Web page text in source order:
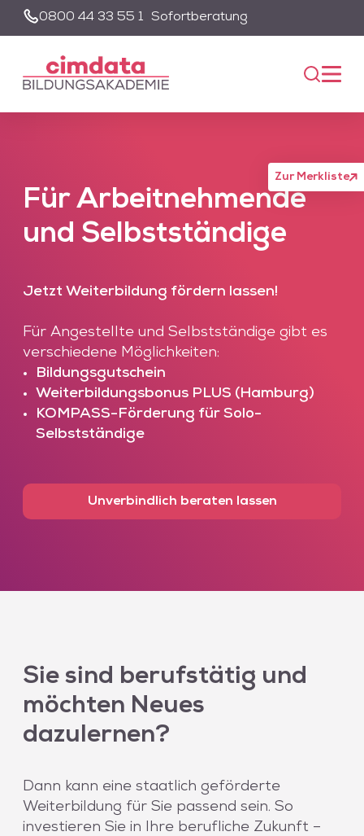
0800 44 33 55 1 Sofortberatung
Zur Merkliste
Unsere Suche wird von einem KI-gestützten Chatbot-System
der Datenschutzerklärung zustimmen und die entsprechenden
Für Arbeitnehmende
und Selbstständige
Jetzt Weiterbildung fördern lassen!
Für Angestellte und Selbstständige gibt es
verschiedene Möglichkeiten:
Bildungsgutschein
Weiterbildungsbonus PLUS (Hamburg)
KOMPASS-Förderung für Solo-
Selbstständige
Unverbindlich beraten lassen
Sie sind berufstätig und
möchten Neues
dazulernen?
Dann kann eine staatlich geförderte
Weiterbildung für Sie passend sein. So
investieren Sie in Ihre berufliche Zukunft –